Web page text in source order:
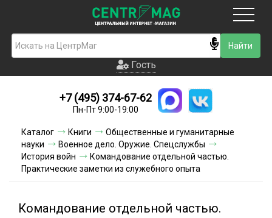
Гость
Новинки
Условия доставки
Условия оплаты
Акции и скидки
Гость
+7 (495) 374-67-62
Пн-Пт 9:00-19:00
Каталог Книги
Общественные и гуманитарные
науки
Военное дело. Оружие. Спецслужбы
История войн
Командование отдельной частью.
Практические заметки из служебного опыта
Командование отдельной частью.